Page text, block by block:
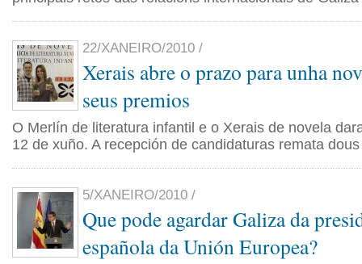
22/XANEIRO/2010 /
Xerais abre o prazo para unha
seus premios
O Merlín de literatura infantil e o Xerais de novela
12 de xuño. A recepción de candidaturas remata
5/XANEIRO/2010 /
Que pode agardar Galiza da
española da Unión Europea?